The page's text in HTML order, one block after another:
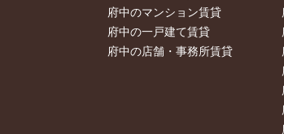
府中のマンション賃貸
府中の一戸建て賃貸
府中の店舗・事務所賃貸